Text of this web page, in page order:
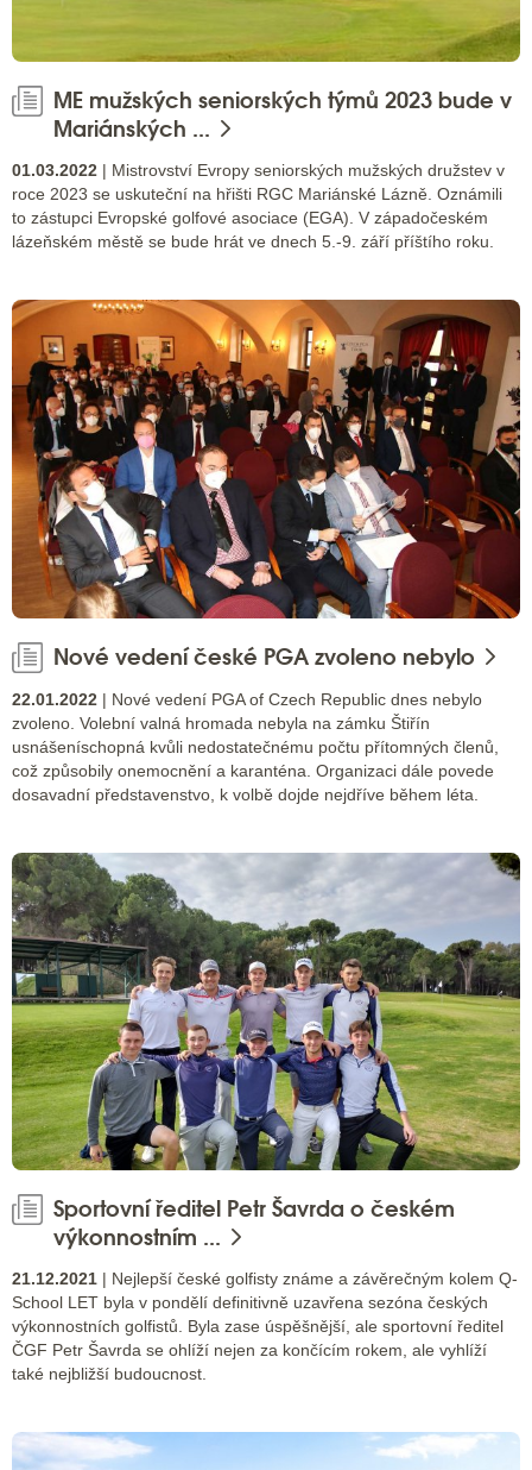
ME mužských seniorských týmů 2023 bude v
Mariánských ...
01.03.2022 | Mistrovství Evropy seniorských mužských družstev v
roce 2023 se uskuteční na hřišti RGC Mariánské Lázně. Oznámili
to zástupci Evropské golfové asociace (EGA). V západočeském
lázeňském městě se bude hrát ve dnech 5.-9. září příštího roku.
Nové vedení české PGA zvoleno nebylo
22.01.2022 | Nové vedení PGA of Czech Republic dnes nebylo
zvoleno. Volební valná hromada nebyla na zámku Štiřín
usnášeníschopná kvůli nedostatečnému počtu přítomných členů,
což způsobily onemocnění a karanténa. Organizaci dále povede
dosavadní představenstvo, k volbě dojde nejdříve během léta.
Sportovní ředitel Petr Šavrda o českém
výkonnostním ...
21.12.2021 | Nejlepší české golfisty známe a závěrečným kolem Q-
School LET byla v pondělí definitivně uzavřena sezóna českých
výkonnostních golfistů. Byla zase úspěšnější, ale sportovní ředitel
ČGF Petr Šavrda se ohlíží nejen za končícím rokem, ale vyhlíží
také nejbližší budoucnost.